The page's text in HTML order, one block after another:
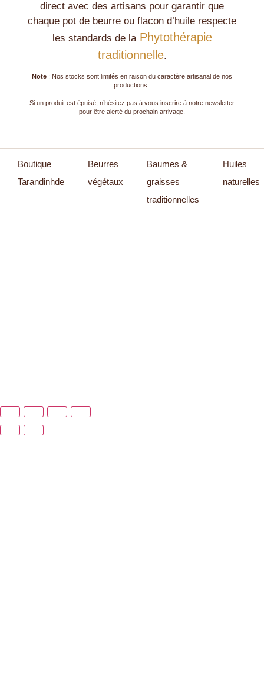
direct avec des artisans pour garantir que
chaque pot de beurre ou flacon d’huile respecte
les standards de la Phytothérapie
traditionnelle.
Note : Nos stocks sont limités en raison du caractère artisanal de nos
productions.
Si un produit est épuisé, n’hésitez pas à vous inscrire à notre newsletter
pour être alerté du prochain arrivage.
Boutique
Tarandinhde
Beurres
végétaux
Baumes &
graisses
traditionnelles
Huiles
naturelles